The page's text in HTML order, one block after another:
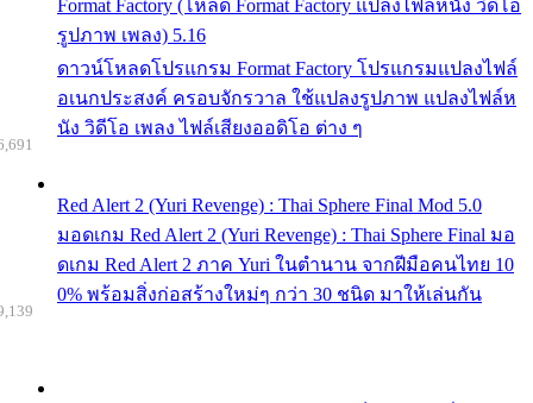
Format Factory (โหลด Format Factory แปลงไฟล์หนัง วิดีโอ
รูปภาพ เพลง) 5.16
ดาวน์โหลดโปรแกรม Format Factory โปรแกรมแปลงไฟล์
อเนกประสงค์ ครอบจักรวาล ใช้แปลงรูปภาพ แปลงไฟล์ห
นัง วิดีโอ เพลง ไฟล์เสียงออดิโอ ต่าง ๆ
Red Alert 2 (Yuri Revenge) : Thai Sphere Final Mod 5.0
มอดเกม Red Alert 2 (Yuri Revenge) : Thai Sphere Final มอ
ดเกม Red Alert 2 ภาค Yuri ในตำนาน จากฝีมือคนไทย 10
0% พร้อมสิ่งก่อสร้างใหม่ๆ กว่า 30 ชนิด มาให้เล่นกัน